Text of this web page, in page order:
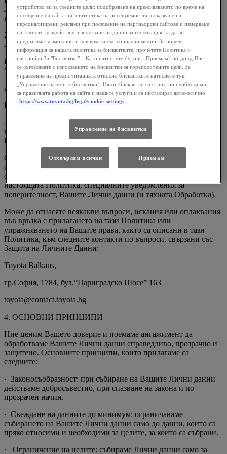
Лични данни, Обработване, Администратор на Лични данни
и др.).
2. КОЙ ОТГОВАРЯ ЗА ОБРАБОТКАТА НА ВАШИТЕ
ЛИЧНИ ДАННИ?
Виа Интеркар Toyota Плевен (“Тойота”, “ние”, “нас” и
”нашите”)
Адрес: Kвартал Дружба 1, 5800 Плевен
България
3. Към кого може да се обърнете, в случай, че имате въпроси
или искания? Контакт за въпроси във връзка СЪС ЗАЩИТА
НА личните данни
Организирали сме възможност за контакт по въпроси,
свързани със Защита на Личните Данни, където ще
отговаряме на Вашите въпроси или искания, свързани с
настоящата Политика, специалните уведомления за
поверителност, Вашите Лични данни (и тяхната Обработка).
Може да отнасяте всякакви въпроси, искания или оплаквания
във връзка с прилагането на тази Политика или
упражняването на Вашите права, както са описани в тази
Политика, към следните контакти по въпроси, свързани със
Защита на Личните Данни:
Toyota Balkans,
гр.София, 1784, бул.”Цариградско Шосе” 163
toyota@contact.toyota.bg
4. ОСНОВНИ ПРИНЦИПИ
Ние ценим Вашето доверие и поемаме ангажимент да
обработваме Вашите Лични данни справедливо, прозрачно и
защитено. Основните принципи, които прилагаме са
следните:
· Законосъобразност: при събиране на Вашите Лични данни
действаме добросъвестно, при спазване на закона и по
прозрачен начин.
· Свеждане на данните до минимум: ограничаваме
събирането на Вашите Лични данни само до данни, които са
пряко относими и необходими за целите, за които са събрани.
· Ограничение на целите: събираме Лични данни само за
устройство ви за следните цели: подобряване на преживяването по време на
посещение на сайта ни, статистика на посещаемостта, показване на
персонализирани реклами при посещение на партньорски сайтове и измерване
на тяхното въздействие, използване на данни за геолокация, за да ви
предлагаме възможности във връзка със социални медии. За повече
информация за нашата политика за бисквитките, прочетете Политика и
настройки За "Бисквитки". . Като натиснете бутона „Приемам“ по-долу, Вие
се съгласявате с използването на бисквитки за горепосочените цели. За
управление на предпочитанията относно бисквитките натиснете тук:
„Управление на моите бисквитки“. Някои бисквитки са стриктно необходими
за правилната работа на сайта и нашите услуги и се инсталират автоматично.
https://www.toyota.bg/legal/cookie-settings
Управление на бисквитки
Отхвърлям всички Приемам